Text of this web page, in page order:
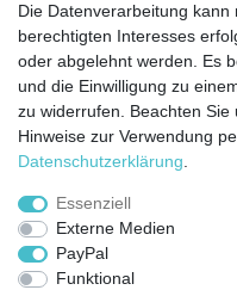
Sie wollen
Dann melden Sie sich
VORNAME
E-MAIL **
Newsletter
Honig
Die Datenverarbeitung
berechtigten Interesses
oder abgelehnt werden. Es
und die Einwilligung zu
zu widerrufen. Beachten Sie
Hinweise zur Verwendung
Daten­schutz­erklärung
Essenziell
Externe Medien
PayPal
Funktional